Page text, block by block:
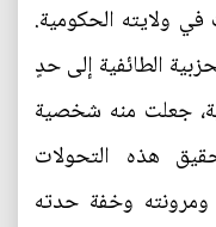
ولايته الحكومية.
الطائفية إلى حدٍ
جعلت منه شخصية
هذه التحولات
ومرونته وخفة حدته